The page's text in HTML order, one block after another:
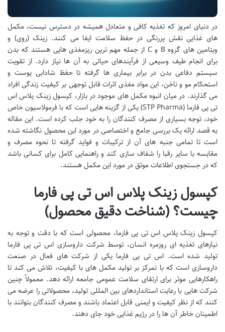
در دنیای امروز که تغذیه کافی و متعادل همیشه در دسترس نیست، مکمل
های غذایی نقش پررنگی در حفظ سلامت ایفا می کنند. زینک (روی) و
ویتامین های گروه B و C از جمله مهم ترین ریزمغذی هایی هستند که بدن
برای انجام طیف وسیعی از فرآیندهای حیاتی به آن ها نیاز دارد. از تقویت
سیستم دفاعی بدن در برابر بیماری ها گرفته تا حفظ شادابی پوست و
استحکام مو و ناخن، این مواد مغذی اثرات قابل توجهی بر کیفیت زندگی افراد
می گذارند. در میان انبوه مکمل های موجود در بازار، کپسول زینک پلاس اس
تی پی فارما (STP Pharma) یکی از گزینه هایی است که با فرمولاسیون خاص
خود، توجه بسیاری از مصرف کنندگان را به خود جلب کرده است. این مقاله
به قصد ارائه یک بررسی جامع و اختصاصی در مورد این محصول نگاشته شده
است تا تمامی جنبه های آن از ترکیبات و فواید گرفته تا نحوه مصرف و
مقایسه با سایر رقبا را شفاف سازی کند و راهنمایی کامل برای کسانی باشد
که در جستجوی اطلاعات موثق در مورد این مکمل هستند.
کپسول زینک پلاس اس تی پی فارما
چیست؟ (شناخت دقیق محصول)
کپسول زینک پلاس اس تی پی فارما، محصولی است که با دقت و توجه به
نیازهای تغذیه ای روزمره انسان، توسط شرکت داروسازی اس تی پی فارما
تولید شده است. اس تی پی فارما یکی از شرکت های فعال در صنعت
داروسازی است که با تمرکز بر تولید مکمل های با کیفیت، تلاش می کند تا
راهکارهایی موثر برای ارتقای سلامت عمومی جامعه ارائه دهد. معمولاً چنین
شرکت هایی با رعایت استانداردهای بین المللی تولید، محصولاتی را عرضه می
کنند که از نظر کیفیت و ایمنی قابل اعتماد باشند و مصرف کنندگان بتوانند با
اطمینان خاطر آن ها را در رژیم غذایی خود جای دهند.